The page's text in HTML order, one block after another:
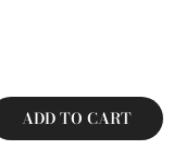
ADD TO CART